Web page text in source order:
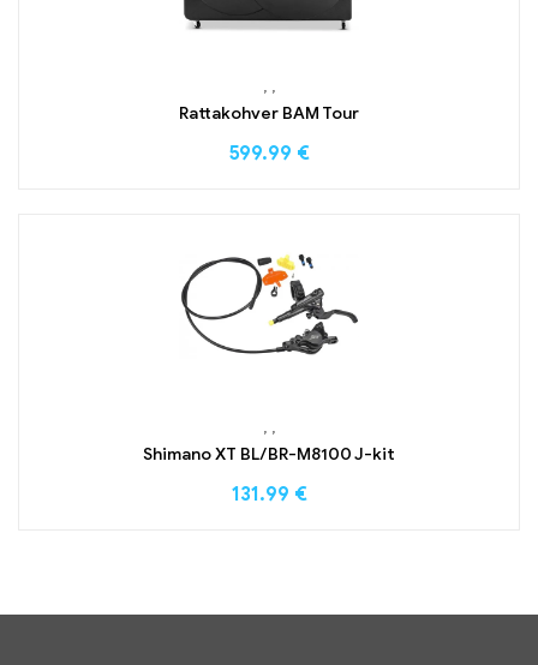
, ,
Rattakohver BAM Tour
599.99 €
, ,
Shimano XT BL/BR-M8100 J-kit
131.99 €